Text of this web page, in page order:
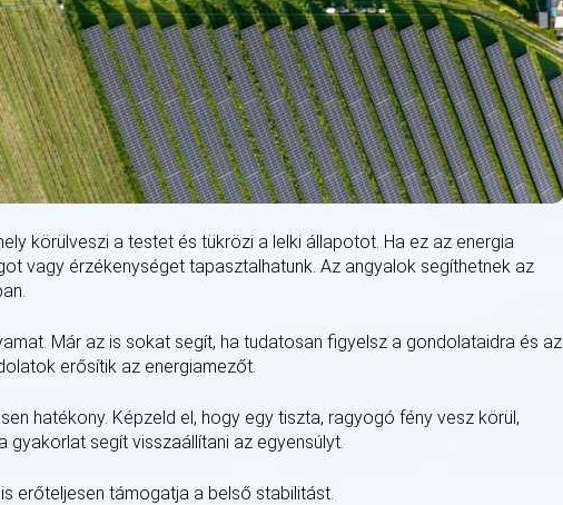
körülveszi a testet és tükrözi a lelki állapotot. Ha ez az energia
vagy érzékenységet tapasztalhatunk. Az angyalok segíthetnek az
Már az is sokat segít, ha tudatosan figyelsz a gondolataidra és az
erősítik az energiamezőt.
hatékony. Képzeld el, hogy egy tiszta, ragyogó fény vesz körül,
gyakorlat segít visszaállítani az egyensúlyt.
erőteljesen támogatja a belső stabilitást.